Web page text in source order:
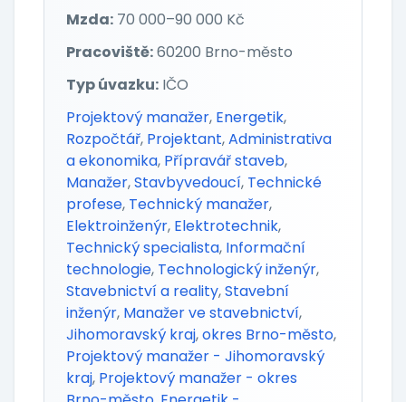
Mzda: 70 000–90 000 Kč
Pracoviště:60200 Brno-město
Typ úvazku: IČO
Projektový manažer, Energetik,
Rozpočtář, Projektant,Administrativa
a ekonomika, Přípravář staveb,
Manažer,Stavbyvedoucí, Technické
profese, Technický manažer,
Elektroinženýr, Elektrotechnik,
Technický specialista, Informační
technologie, Technologický inženýr,
Stavebnictví a reality,Stavební
inženýr, Manažer ve stavebnictví,
Jihomoravský kraj,okres Brno-město,
Projektový manažer - Jihomoravský
kraj, Projektový manažer - okres